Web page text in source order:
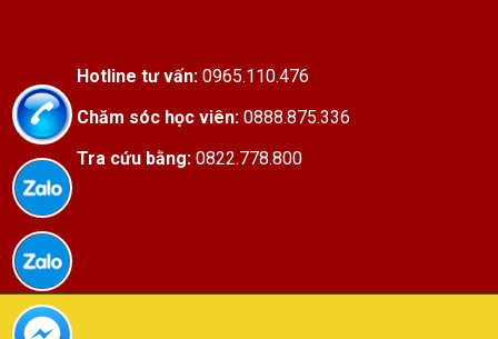
Hotline tư vấn: 0965.110.476
Chăm sóc học viên: 0888.875.336
Tra cứu bằng: 0822.778.800